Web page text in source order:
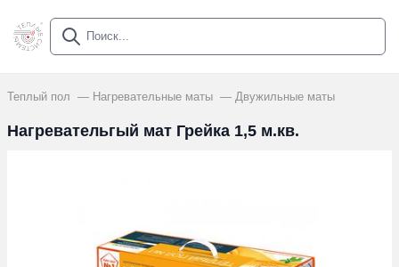
Теплый пол Нагревательные маты Двужильные маты
Нагревательгый мат Грейка 1,5 м.кв.